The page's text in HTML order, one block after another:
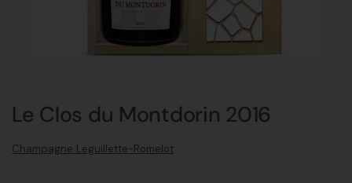
Le Clos du Montdorin 2016
Champagne Leguillette-Romelot